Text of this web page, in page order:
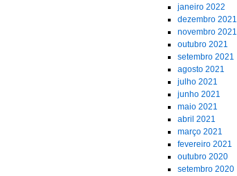
janeiro 2022
dezembro 2021
novembro 2021
outubro 2021
setembro 2021
agosto 2021
julho 2021
junho 2021
maio 2021
abril 2021
março 2021
fevereiro 2021
outubro 2020
setembro 2020